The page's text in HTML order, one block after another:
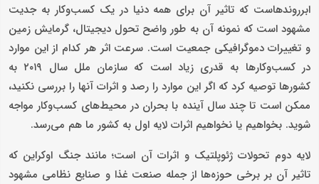
ابرروندهاست که تاثیر آن برای همه دنیا در یک کسب‌وکار به جدیت
مشهود است که نمونه آن به طور واضح تحول دیجیتال، گرمایش زمین
و تغییرات دموگرافیکی جمعیت است. سرعت اثر هر کدام از این موارد
در کسب‌وکارها به قدری زیاد است که سازمان ملل سال ۲۰۱۹ به
کشورها توصیه کرد که اگر این موارد را رصد و اثرات آنها را بررسی نکنید،
ممکن است تا چند سال آینده با بحران در محیط‌های کسب‌وکار مواجه
شوید. بخواهیم یا نخواهیم اثرات لایه اول به کشور ما هم می‌رسد.
لایه دوم تحولات ژئوپلتیک و اثرات آن است؛ مانند جنگ اوکراین که
تاثیر آن بر برخی حوزه‌ها از جمله صنعت غذا و صنایع نظامی مشهود